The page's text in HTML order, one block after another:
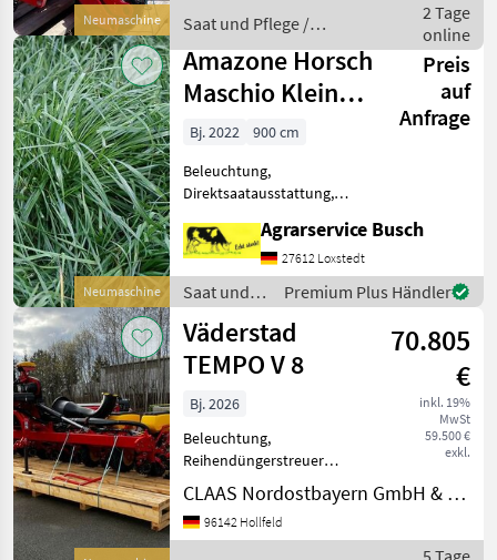
Neumaschine
12; [820178] Rahmen 6, 00m
- Re
Saat und Pflege /
Väderstad
2 Tage
online
Neumaschine
Amazone Horsch
Maschio Kleine
Becker
Väderstadt
Preis
auf
Anfrage
Bj. 2022
900 cm
Beleuchtung,
Direktsaatausstattung,
Fahrgassenschaltung, hydr.
klappbar,
Reihendüngerstreuer,
Spuranreisser
Silomaissaatgut
Körnermaissatgut
Biogasmai
Agrarservice Busch
27612 Loxstedt
Saat und
Pflege /
Amazone
Premium Plus Händler
Väderstad
TEMPO V 8
70.805
€
inkl. 19%
MwSt
59.500 €
exkl.
Bj. 2026
Beleuchtung,
Reihendüngerstreuer
11365844 - Neumaschine: -
Väderstad Tempo V TPV 8 -
Baujahr: 2026 - [7020039]
CLAAS Nordostbayern GmbH & Co. KG, Hollfeld
96142 Hollfeld
5 Tage